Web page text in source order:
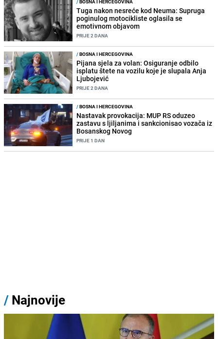
Tuga nakon nesreće kod Neuma: Supruga
poginulog motocikliste oglasila se
emotivnom objavom
PRIJE 2 DANA
/BOSNA I HERCEGOVINA
Pijana sjela za volan: Osiguranje odbilo
isplatu štete na vozilu koje je slupala Anja
Ljubojević
PRIJE 2 DANA
/BOSNA I HERCEGOVINA
Nastavak provokacija: MUP RS oduzeo
zastavu s ljiljanima i sankcionisao vozača iz
Bosanskog Novog
PRIJE 1 DAN
/ Najnovije